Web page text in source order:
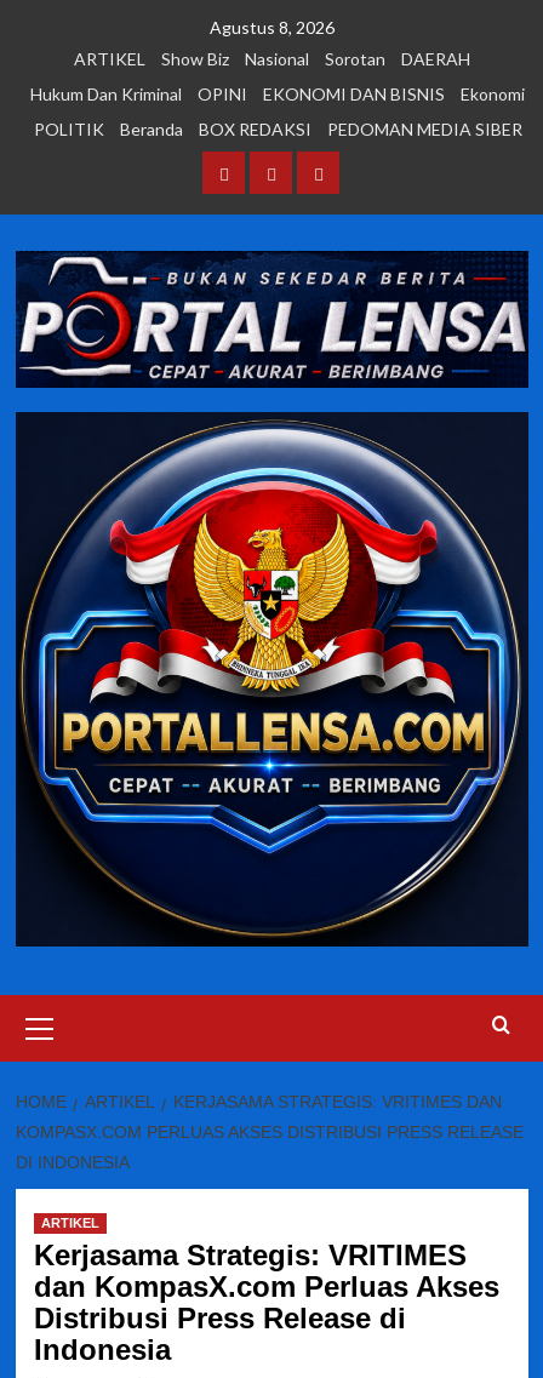
Agustus 8, 2026
ARTIKEL
Show Biz Nasional Sorotan
DAERAH
Hukum Dan Kriminal
OPINI EKONOMI DAN BISNIS
Ekonomi
POLITIK
Beranda BOX REDAKSI PEDOMAN MEDIA SIBER
BerandaBOX PEDOMAN
SIBER
Menu
HOME ARTIKEL
KERJASAMA STRATEGIS: VRITIMES DAN
KOMPASX.COM PERLUAS AKSES DISTRIBUSI PRESS RELEASE
DI INDONESIA
ARTIKEL
Kerjasama Strategis: VRITIMES
dan KompasX.com Perluas Akses
Distribusi Press Release di
Indonesia